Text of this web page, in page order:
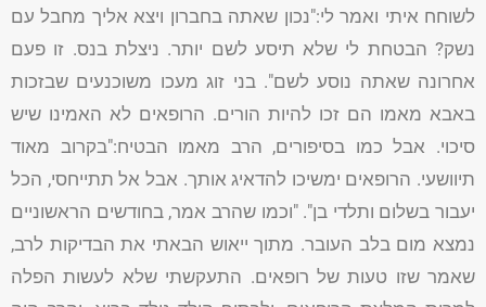
לשוחח איתי ואמר לי:"נכון שאתה בחברון ויצא אליך מחבל עם
נשק? הבטחת לי שלא תיסע לשם יותר. ניצלת בנס. זו פעם
אחרונה שאתה נוסע לשם". בני זוג מעכו משוכנעים שבזכות
באבא מאמו הם זכו להיות הורים. הרופאים לא האמינו שיש
סיכוי. אבל כמו בסיפורים, הרב מאמו הבטיח:"בקרוב מאוד
תיוושעי. הרופאים ימשיכו להדאיג אותך. אבל אל תתייחסי, הכל
יעבור בשלום ותלדי בן". "וכמו שהרב אמר, בחודשים הראשוניים
נמצא מום בלב העובר. מתוך ייאוש הבאתי את הבדיקות לרב,
שאמר שזו טעות של רופאים. התעקשתי שלא לעשות הפלה